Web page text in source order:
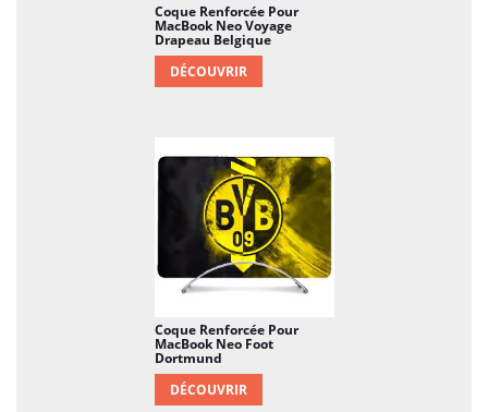
Coque Renforcée Pour
MacBook Neo Voyage
Drapeau Belgique
DÉCOUVRIR
Coque Renforcée Pour
MacBook Neo Foot
Dortmund
DÉCOUVRIR